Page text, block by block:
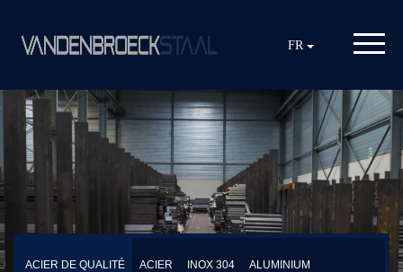
FR
ACIER DE QUALITÉ ACIER INOX 304 ALUMINIUM